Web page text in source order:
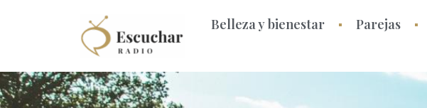
Belleza y bienestar Parejas